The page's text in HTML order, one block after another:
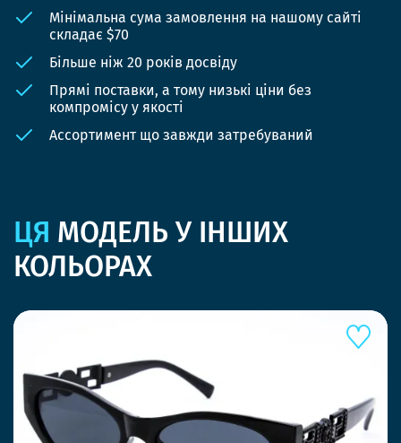
Мінімальна сума замовлення на нашому сайті
складає $70
Більше ніж 20 років досвіду
Прямі поставки, а тому низькі ціни без
компромісу у якості
Ассортимент що завжди затребуваний
ЦЯ МОДЕЛЬ У ІНШИХ
КОЛЬОРАХ